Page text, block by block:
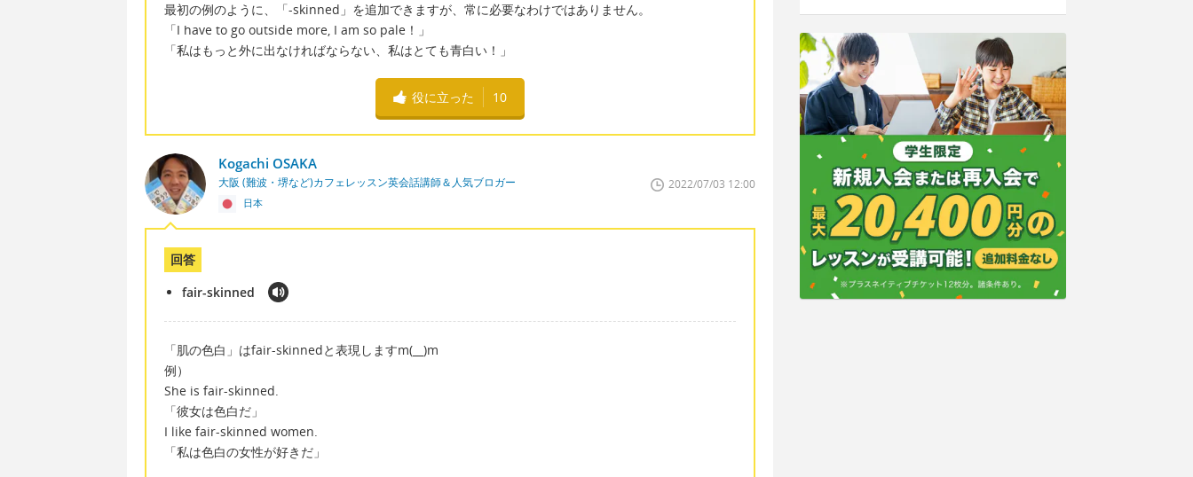
最初の例のように、「-skinned」を追加できますが、常に必要なわけではありません。
「I have to go outside more, I am so pale！」
「私はもっと外に出なければならない、私はとても青白い！」
役に立った 10
Kogachi OSAKA
大阪 (難波・堺など)カフェレッスン英会話講師＆人気ブロガー
日本
2022/07/03 12:00
回答
fair-skinned
「肌の色白」はfair-skinnedと表現しますm(__)m
例）
She is fair-skinned.
「彼女は色白だ」
I like fair-skinned women.
「私は色白の女性が好きだ」